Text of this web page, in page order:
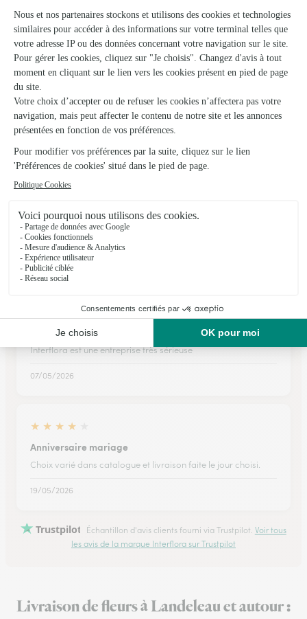
Ils ont fait livrer des fleurs ou une plante à
Landeleau
★ ★
joli petit bouquet
joli petit bouquet, livraison dans les delais
19/02/2026
bons services
bons services
22/06/2026
★
Interflora est une entreprise très…
Interflora est une entreprise très sérieuse
07/05/2026
★ ★ ★ ★
Anniversaire mariage
Choix varié dans catalogue et livraison faite le jour choisi.
19/05/2026
Trustpilot Échantillon d'avis clients fourni via Trustpilot. Voir tous
les avis de la marque Interflora sur Trustpilot
Livraison de fleurs à Landeleau et autour :